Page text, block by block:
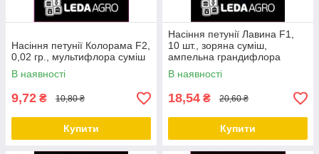
Насіння петунії Колорама F2,
0,02 гр., мультифлора суміш
В наявності
9,72 ₴ 10,80 ₴
Купити
Насіння петунії Лавина F1,
10 шт., зоряна суміш,
ампельна грандифлора
В наявності
18,54 ₴ 20,60 ₴
Купити